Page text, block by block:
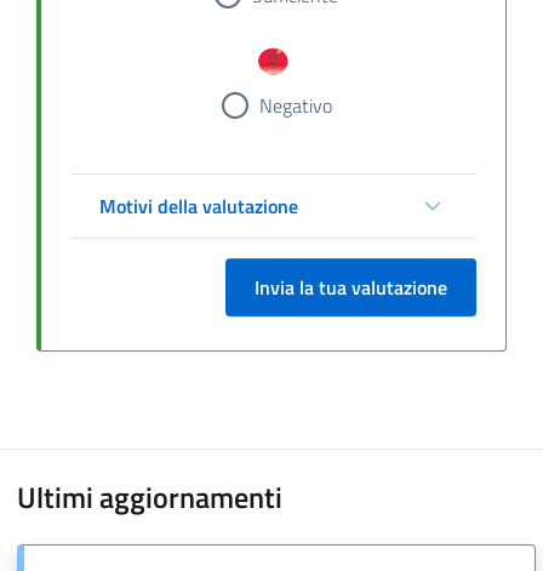
Negativo
Motivi della valutazione
Invia la tua valutazione
Ultimi aggiornamenti